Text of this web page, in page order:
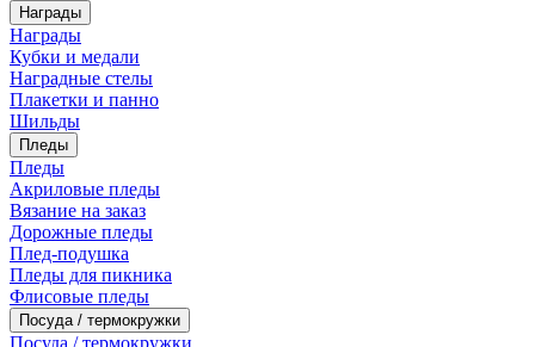
Награды
Награды
Кубки и медали
Наградные стелы
Плакетки и панно
Шильды
Пледы
Пледы
Акриловые пледы
Вязание на заказ
Дорожные пледы
Плед-подушка
Пледы для пикника
Флисовые пледы
Посуда / термокружки
Посуда / термокружки